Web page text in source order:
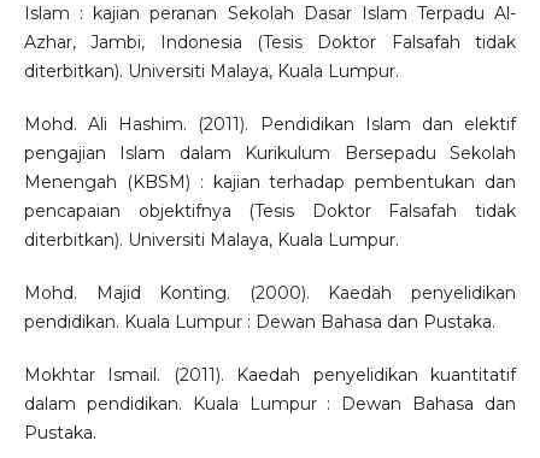
Islam : kajian peranan Sekolah Dasar Islam Terpadu Al-
Azhar, Jambi, Indonesia (Tesis Doktor Falsafah tidak
diterbitkan). Universiti Malaya, Kuala Lumpur.
Mohd. Ali Hashim. (2011). Pendidikan Islam dan elektif
pengajian Islam dalam Kurikulum Bersepadu Sekolah
Menengah (KBSM) : kajian terhadap pembentukan dan
pencapaian objektifnya (Tesis Doktor Falsafah tidak
diterbitkan). Universiti Malaya, Kuala Lumpur.
Mohd. Majid Konting. (2000). Kaedah penyelidikan
pendidikan. Kuala Lumpur : Dewan Bahasa dan Pustaka.
Mokhtar Ismail. (2011). Kaedah penyelidikan kuantitatif
dalam pendidikan. Kuala Lumpur : Dewan Bahasa dan
Pustaka.